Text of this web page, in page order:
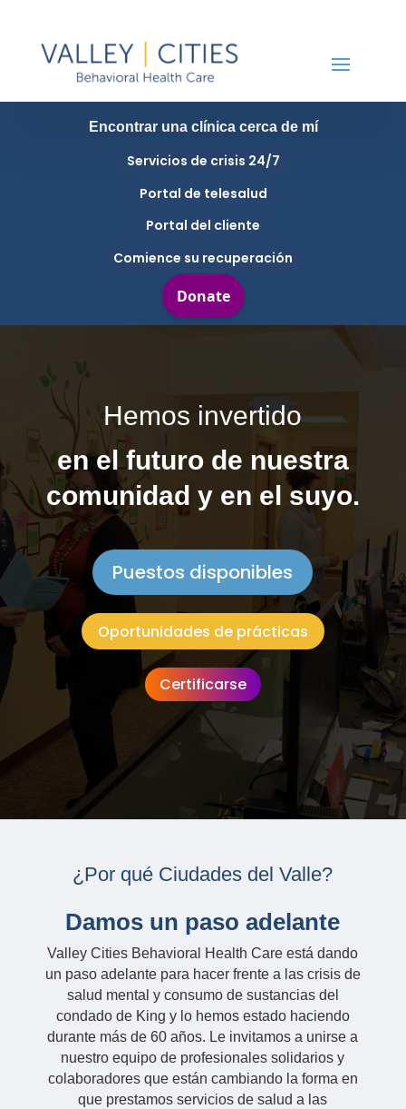
Encontrar una clínica cerca de mí
Servicios de crisis 24/7
Portal de telesalud
Portal del cliente
Comience su recuperación
Hemos invertido
en el futuro de nuestra
comunidad y en el suyo.
Puestos disponibles
Oportunidades de prácticas
Certificarse
¿Por qué Ciudades del Valle?
Damos un paso adelante
Valley Cities Behavioral Health Care está dando
un paso adelante para hacer frente a las crisis de
salud mental y consumo de sustancias del
condado de King y lo hemos estado haciendo
durante más de 60 años. Le invitamos a unirse a
nuestro equipo de profesionales solidarios y
colaboradores que están cambiando la forma en
que prestamos servicios de salud a las